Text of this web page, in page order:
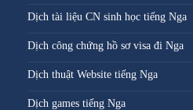
Dịch tài liệu CN sinh học tiếng Nga
Dịch công chứng hồ sơ visa đi Nga
Dịch thuật Website tiếng Nga
Dịch games tiếng Nga